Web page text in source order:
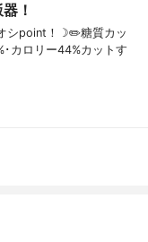
！
シpoint！☽✏️糖質カッ
カロリー44%カットす